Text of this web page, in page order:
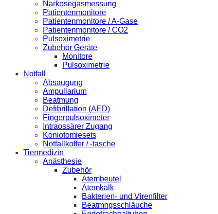
Narkosegasmessung
Patientenmonitore
Patientenmonitore / A-Gase
Patientenmonitore / CO2
Pulsoximetrie
Zubehör Geräte
Monitore
Pulsoximetrie
Notfall
Absaugung
Ampullarium
Beatmung
Defibrillation (AED)
Fingerpulsoximeter
Intraossärer Zugang
Koniotomiesets
Notfallkoffer / -tasche
Tiermedizin
Anästhesie
Zubehör
Atembeutel
Atemkalk
Bakterien- und Virenfilter
Beatmngsschläuche